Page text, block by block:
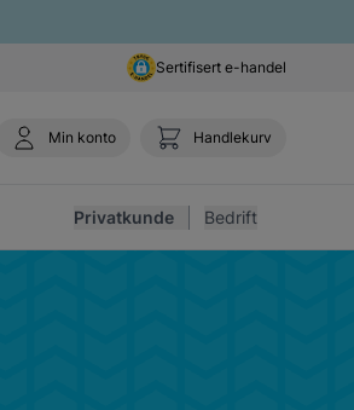
Sertifisert e-handel
Min konto Handlekurv
Privatkunde Bedrift